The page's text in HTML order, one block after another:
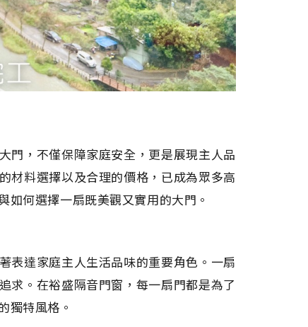
門，不僅保障家庭安全，更是展現主人品
材料選擇以及合理的價格，已成為眾多高
何選擇一扇既美觀又實用的大門。
表達家庭主人生活品味的重要角色。一扇
求。在裕盛隔音門窗，每一扇門都是為了
獨特風格。